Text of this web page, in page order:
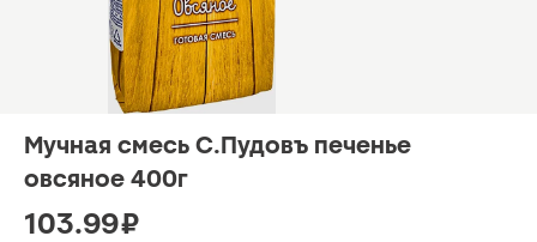
Мучная смесь С.Пудовъ печенье
овсяное 400г
103.99 ₽